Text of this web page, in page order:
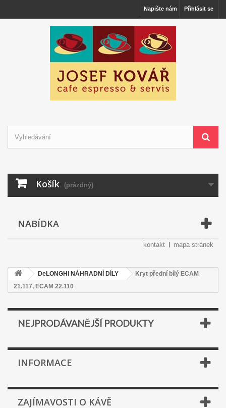
Přihlásit se
Napište nám
Košík (prázdný)
NABÍDKA
kontakt mapa stránek
DeLONGHI NÁHRADNÍ DÍLY
Kryt přední bílý ECAM
21.117, ECAM 22.110
NEJPRODÁVANĚJŠÍ PRODUKTY
INFORMACE
ZAJÍMAVOSTI O KÁVĚ